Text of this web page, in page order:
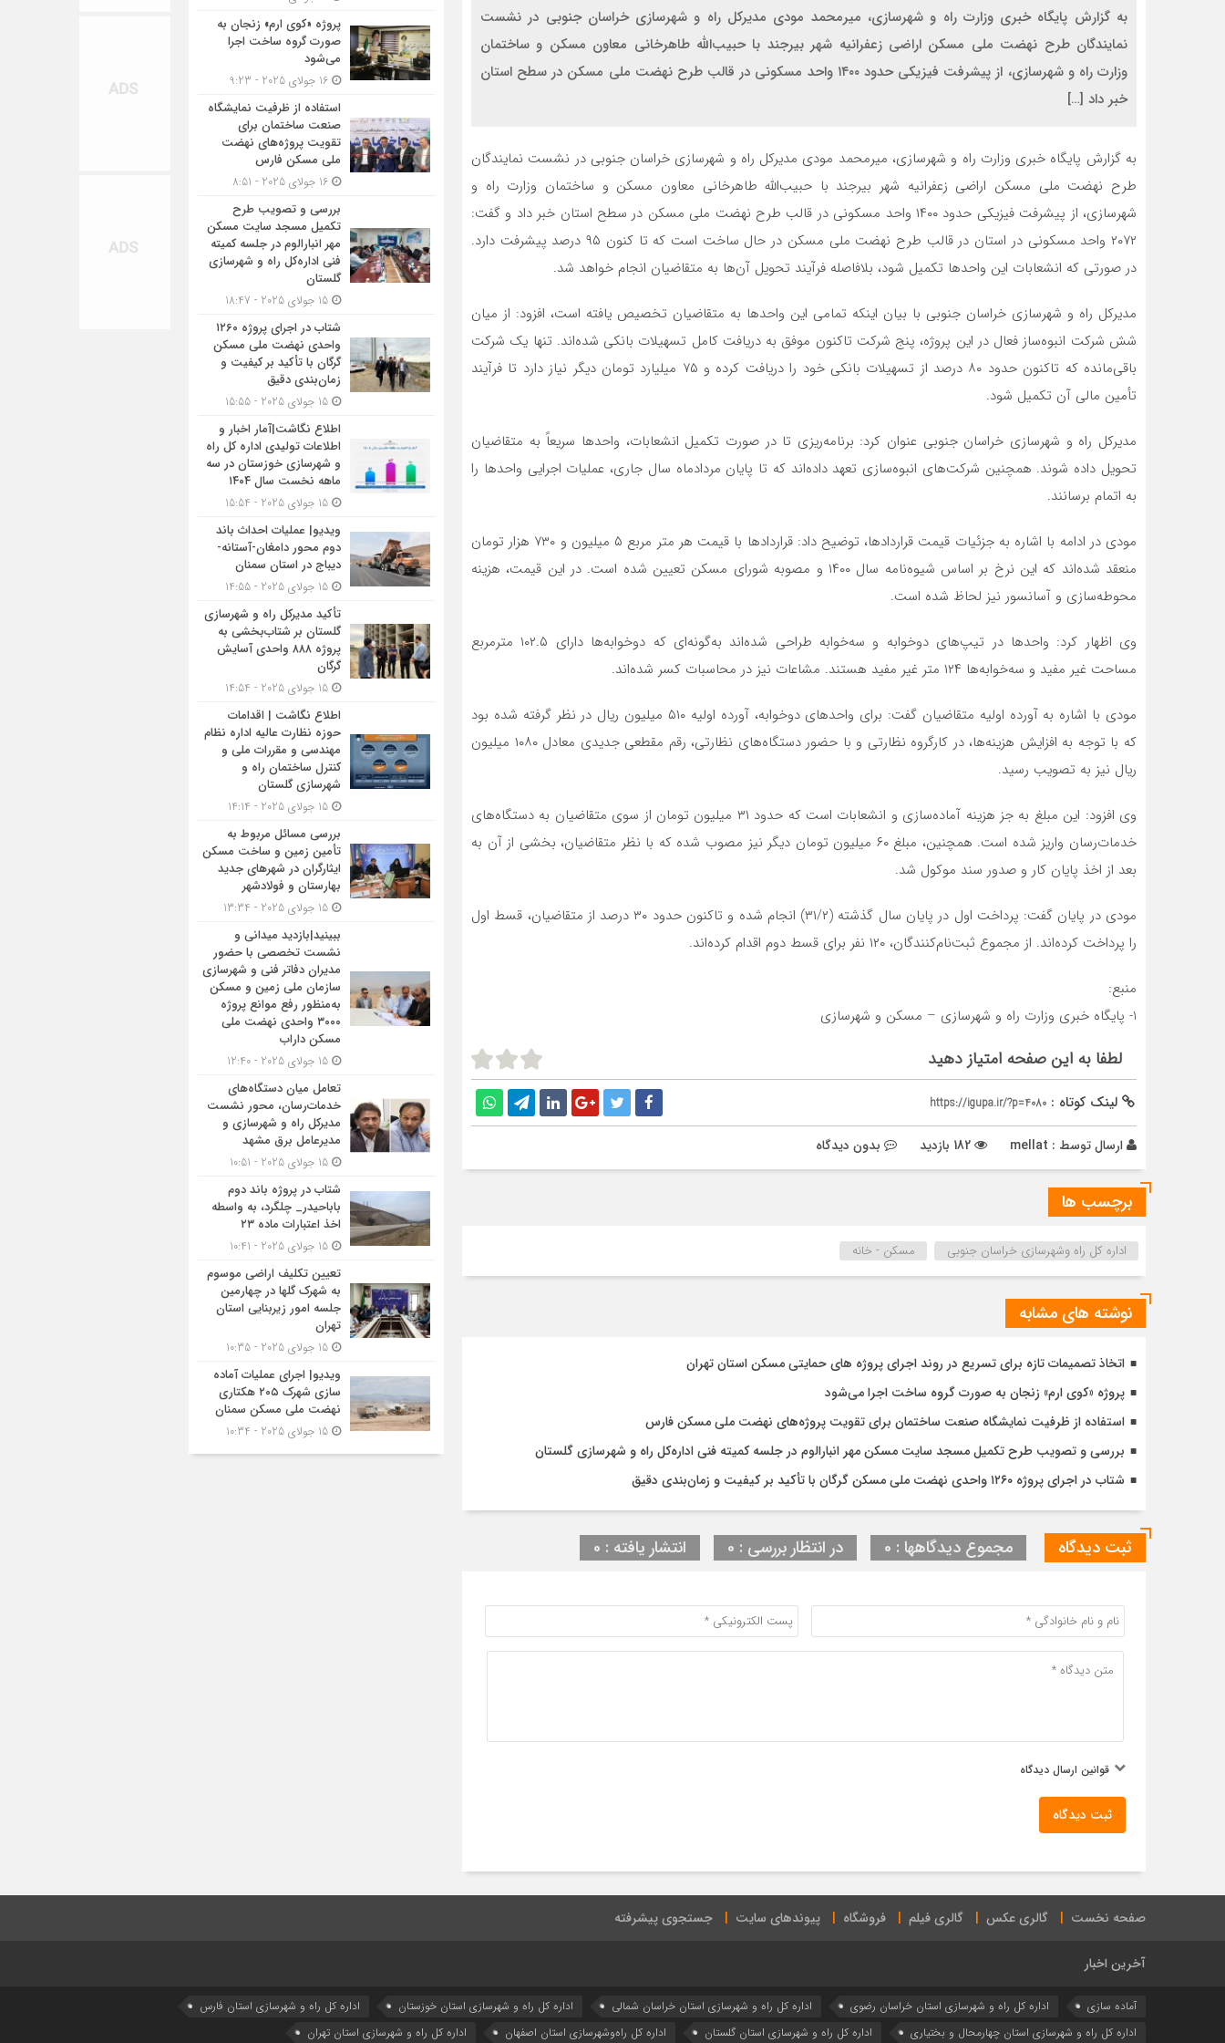
به گزارش پایگاه خبری وزارت راه و شهرسازی، میرمحمد مودی مدیرکل راه و شهرسازی خراسان جنوبی در نشست
نمایندگان طرح نهضت ملی مسکن اراضی زعفرانیه شهر بیرجند با حبیب‌الله طاهرخانی معاون مسکن و ساختمان
وزارت راه و شهرسازی، از پیشرفت فیزیکی حدود ۱۴۰۰ واحد مسکونی در قالب طرح نهضت ملی مسکن در سطح استان
خبر داد […]
به گزارش پایگاه خبری وزارت راه و شهرسازی، میرمحمد مودی مدیرکل راه و شهرسازی خراسان جنوبی در نشست نمایندگان
طرح نهضت ملی مسکن اراضی زعفرانیه شهر بیرجند با حبیب‌الله طاهرخانی معاون مسکن و ساختمان وزارت راه و
شهرسازی، از پیشرفت فیزیکی حدود ۱۴۰۰ واحد مسکونی در قالب طرح نهضت ملی مسکن در سطح استان خبر داد و گفت:
۲۰۷۲ واحد مسکونی در استان در قالب طرح نهضت ملی مسکن در حال ساخت است که تا کنون ۹۵ درصد پیشرفت دارد.
در صورتی که انشعابات این واحدها تکمیل شود، بلافاصله فرآیند تحویل آن‌ها به متقاضیان انجام خواهد شد.
مدیرکل راه و شهرسازی خراسان‌ جنوبی با بیان اینکه تمامی این واحدها به متقاضیان تخصیص یافته‌ است، افزود: از میان
شش شرکت انبوه‌ساز فعال در این پروژه، پنج شرکت تاکنون موفق به دریافت کامل تسهیلات بانکی شده‌اند. تنها یک شرکت
باقی‌مانده که تاکنون حدود ۸۰ درصد از تسهیلات بانکی خود را دریافت کرده و ۷۵ میلیارد تومان دیگر نیاز دارد تا فرآیند
تأمین مالی آن تکمیل شود.
مدیرکل راه و شهرسازی خراسان‌ جنوبی عنوان کرد: برنامه‌ریزی تا در صورت تکمیل انشعابات، واحدها سریعاً به متقاضیان
تحویل داده شوند. همچنین شرکت‌های انبوه‌سازی تعهد داده‌اند که تا پایان مردادماه سال جاری، عملیات اجرایی واحدها را
به اتمام برسانند.
مودی در ادامه با اشاره به جزئیات قیمت قراردادها، توضیح داد: قراردادها با قیمت هر متر مربع ۵ میلیون و ۷۳۰ هزار تومان
منعقد شده‌اند که این نرخ بر اساس شیوه‌نامه سال ۱۴۰۰ و مصوبه شورای مسکن تعیین شده است. در این قیمت، هزینه
محوطه‌سازی و آسانسور نیز لحاظ شده است.
وی اظهار کرد: واحدها در تیپ‌های دوخوابه و سه‌خوابه طراحی شده‌اند به‌گونه‌ای که دوخوابه‌ها دارای ۱۰۲.۵ مترمربع
مساحت غیر مفید و سه‌خوابه‌ها ۱۲۴ متر غیر مفید هستند. مشاعات نیز در محاسبات کسر شده‌اند.
مودی با اشاره به آورده اولیه متقاضیان گفت: برای واحدهای دوخوابه، آورده اولیه ۵۱۰ میلیون ریال در نظر گرفته شده بود
که با توجه به افزایش هزینه‌ها، در کارگروه نظارتی و با حضور دستگاه‌های نظارتی، رقم مقطعی جدیدی معادل ۱۰۸۰ میلیون
ریال نیز به تصویب رسید.
وی افزود: این مبلغ به جز هزینه آماده‌سازی و انشعابات است که حدود ۳۱ میلیون تومان از سوی متقاضیان به دستگاه‌های
خدمات‌رسان واریز شده است. همچنین، مبلغ ۶۰ میلیون تومان دیگر نیز مصوب شده که با نظر متقاضیان، بخشی از آن به
بعد از اخذ پایان کار و صدور سند موکول شد.
مودی در پایان گفت: پرداخت اول در پایان سال گذشته (۳۱/۲) انجام شده و تاکنون حدود ۳۰ درصد از متقاضیان، قسط اول
را پرداخت کرده‌اند. از مجموع ثبت‌نام‌کنندگان، ۱۲۰ نفر برای قسط دوم اقدام کرده‌اند.
منبع:
1- پایگاه خبری وزارت راه و شهرسازی – مسکن و شهرسازی
لطفا به این صفحه امتیاز دهید
لینک کوتاه : https://igupa.ir/?p=4080
ارسال توسط : mellat بدون دیدگاه
برچسب ها
اداره كل راه وشهرسازي خراسان جنوبي مسکن - خانه
نوشته های مشابه
اتخاذ تصمیمات تازه برای تسریع در روند اجرای پروژه های حمایتی مسکن استان تهران
پروژه «کوی ارم» زنجان به صورت گروه ساخت اجرا می‌شود
استفاده از ظرفیت نمایشگاه صنعت ساختمان برای تقویت پروژه‌های نهضت ملی مسکن فارس
بررسی و تصویب طرح تکمیل مسجد سایت مسکن مهر انبارالوم در جلسه کمیته فنی اداره‌کل راه و شهرسازی گلستان
شتاب در اجرای پروژه ۱۲۶۰ واحدی نهضت ملی مسکن گرگان با تأکید بر کیفیت و زمان‌بندی دقیق
ثبت دیدگاه مجموع دیدگاهها : 0 در انتظار بررسی : 0 انتشار یافته : 0
قوانین ارسال دیدگاه
ثبت دیدگاه
پروژه «کوی ارم» زنجان به
صورت گروه ساخت اجرا
می‌شود
استفاده از ظرفیت نمایشگاه
صنعت ساختمان برای
تقویت پروژه‌های نهضت
ملی مسکن فارس
بررسی و تصویب طرح
تکمیل مسجد سایت مسکن
مهر انبارالوم در جلسه کمیته
فنی اداره‌کل راه و شهرسازی
گلستان
شتاب در اجرای پروژه ۱۲۶۰
واحدی نهضت ملی مسکن
گرگان با تأکید بر کیفیت و
زمان‌بندی دقیق
اطلاع نگاشت|آمار اخبار و
اطلاعات تولیدی اداره کل راه
و شهرسازی خوزستان در سه
ماهه نخست سال ۱۴۰۴
ویدیو| عملیات احداث باند
دوم محور دامغان-آستانه-
دیباج در استان سمنان
تأکید مدیرکل راه و شهرسازی
گلستان بر شتاب‌بخشی به
پروژه ۸۸۸ واحدی آسایش
گرگان
اطلاع نگاشت | اقدامات
حوزه نظارت عالیه اداره نظام
مهندسی و مقررات ملی و
کنترل ساختمان راه و
شهرسازی گلستان
بررسی مسائل مربوط به
تأمین زمین و ساخت مسکن
ایثارگران در شهرهای جدید
بهارستان و فولادشهر
ببینید|بازدید میدانی و
نشست تخصصی با حضور
مدیران دفاتر فنی و شهرسازی
سازمان ملی زمین و مسکن
به‌منظور رفع موانع پروژه
۳۰۰۰ واحدی نهضت ملی
مسکن داراب
تعامل میان دستگاه‌های
خدمات‌رسان، محور نشست
مدیرکل راه و شهرسازی و
مدیرعامل برق مشهد
شتاب در پروژه باند دوم
باباحیدر_ چلگرد، به واسطه
اخذ اعتبارات ماده ۲۳
تعیین تکلیف اراضی موسوم
به شهرک گلها در چهارمین
جلسه امور زیربنایی استان
تهران
ویدیو| اجرای عملیات آماده
سازی شهرک ۲۰۵ هکتاری
نهضت ملی مسکن سمنان
صفحه نخست گالری عکس گالری فیلم فروشگاه پیوندهای سایت جستجوی پیشرفته
آخرین اخبار
آماده سازی اداره كل راه و شهرسازي استان خراسان رضوي اداره كل راه و شهرسازي استان خراسان شمالي اداره كل راه و شهرسازي استان خوزستان
اداره كل راه و شهرسازي استان فارس
اداره كل راه و شهرسازي استان چهارمحال و بختياري
اداره كل راه و شهرسازي استان گلستان اداره كل راه‌و‌شهرسازي استان اصفهان اداره کل راه و شهرسازی استان تهران